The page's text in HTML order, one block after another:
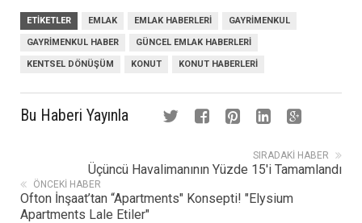
ETIKETLER EMLAK EMLAK HABERLERI GAYRIMENKUL
GAYRIMENKUL HABER GÜNCEL EMLAK HABERLERI
KENTSEL DÖNÜŞÜM KONUT KONUT HABERLERI
Bu Haberi Yayınla
SIRADAKI HABER
Üçüncü Havalimanının Yüzde 15'i Tamamlandı
ÖNCEKI HABER
Ofton İnşaat’tan “Apartments" Konsepti! "Elysium
Apartments Lale Etiler"